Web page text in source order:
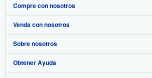
Compre con nosotros
Búsqueda avanzada
Colecciones
Mi cuenta
Venda con nosotros
Comenzar a vender
Únase a nuestro programa de afiliados
Sobre nosotros
Sobre IberLibro
Obtener Ayuda